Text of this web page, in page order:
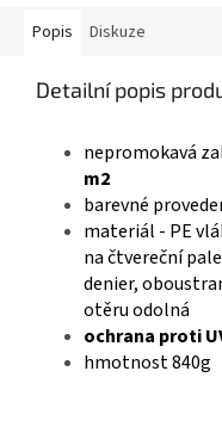
Popis Diskuze
Detailní popis
nepromokavá
m2
barevné
materiál - PE
na čtvereční
denier,
otěru odolná
ochrana proti
hmotnost 840g